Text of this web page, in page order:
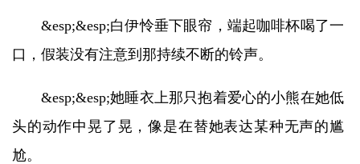
&esp;&esp;白伊怜垂下眼帘，端起咖啡杯喝了一
口，假装没有注意到那持续不断的铃声。
&esp;&esp;她睡衣上那只抱着爱心的小熊在她低
头的动作中晃了晃，像是在替她表达某种无声的尴
尬。